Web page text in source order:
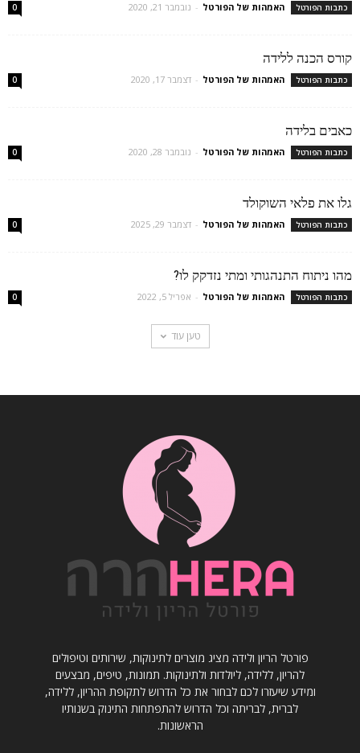
כתבות הפורטל האמהות של הפורטל - נובמבר 21, 2020 0
קורס הכנה ללידה
כתבות הפורטל האמהות של הפורטל - דצמבר 17, 2020 0
כאבים בלידה
כתבות הפורטל האמהות של הפורטל - נובמבר 28, 2020 0
גלו את פלאי השוקולד
כתבות הפורטל האמהות של הפורטל - דצמבר 29, 2025 0
מהו ניתוח התנהגותי ומתי נזדקק לו?
כתבות הפורטל האמהות של הפורטל - אפריל 5, 2022 0
טען עוד
פורטל הריון ולידה מציג מוצרים לתינוקות, שירותים וטיפולים
להריון, ללידה, ליולדות ולתינוקות. תמונות, טיפים, מבצעים
ומידע שיעזרו לכם לבחור את כל הדרוש לתקופת ההריון, ללידה,
לברית, לבריתה וכל הדרוש להתפתחות התינוק בשנותיו
הראשונות.